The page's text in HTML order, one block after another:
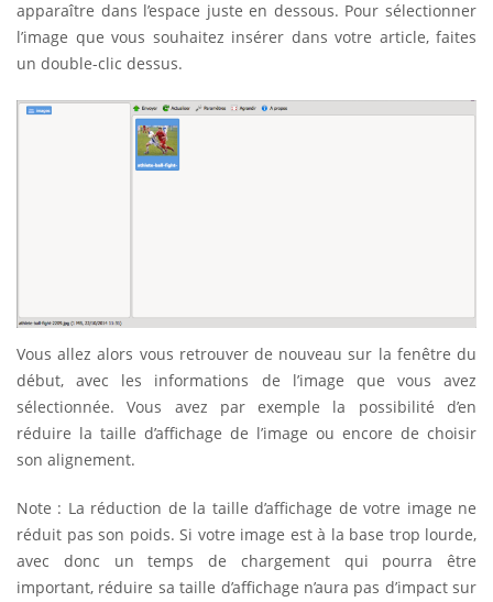
apparaître dans l’espace juste en dessous. Pour sélectionner
l’image que vous souhaitez insérer dans votre article, faites
un double-clic dessus.
Vous allez alors vous retrouver de nouveau sur la fenêtre du
début, avec les informations de l’image que vous avez
sélectionnée. Vous avez par exemple la possibilité d’en
réduire la taille d’affichage de l’image ou encore de choisir
son alignement.
Note : La réduction de la taille d’affichage de votre image ne
réduit pas son poids. Si votre image est à la base trop lourde,
avec donc un temps de chargement qui pourra être
important, réduire sa taille d’affichage n’aura pas d’impact sur